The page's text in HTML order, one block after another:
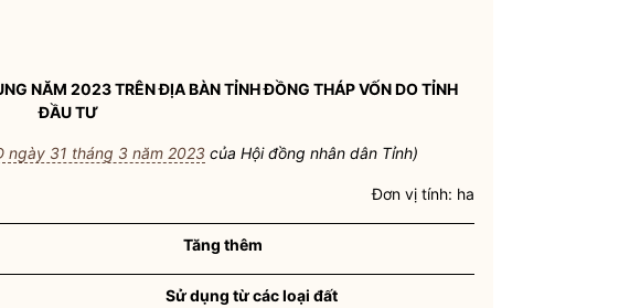
NĂM 2023 TRÊNĐỊA BÀNTỈNH ĐỒNG THÁP VỐN DO TỈNH
ĐẦU TƯ
31 tháng 3 năm 2023 của Hội đồng nhân dânTỉnh)
Đơn vị tính: ha
Tăng thêm
Sử dụng từ các loại đất